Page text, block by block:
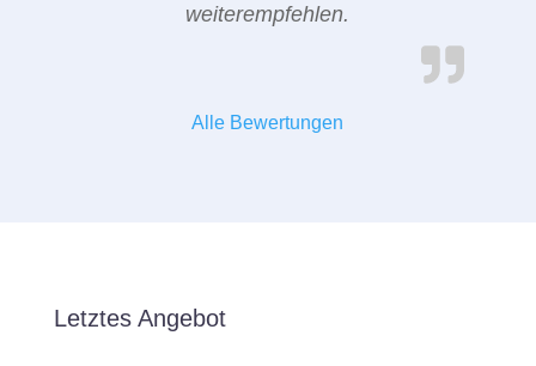
weiterempfehlen.
Alle Bewertungen
Letztes Angebot